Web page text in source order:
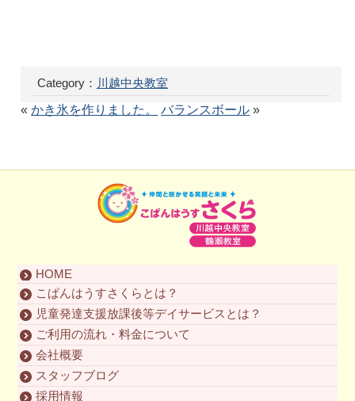
Category： 川越中央教室
«かき氷を作りました。 バランスボール »
HOME
こぱんはうすさくらとは？
児童発達支援放課後等デイサービスとは？
ご利用の流れ・料金について
会社概要
スタッフブログ
採用情報